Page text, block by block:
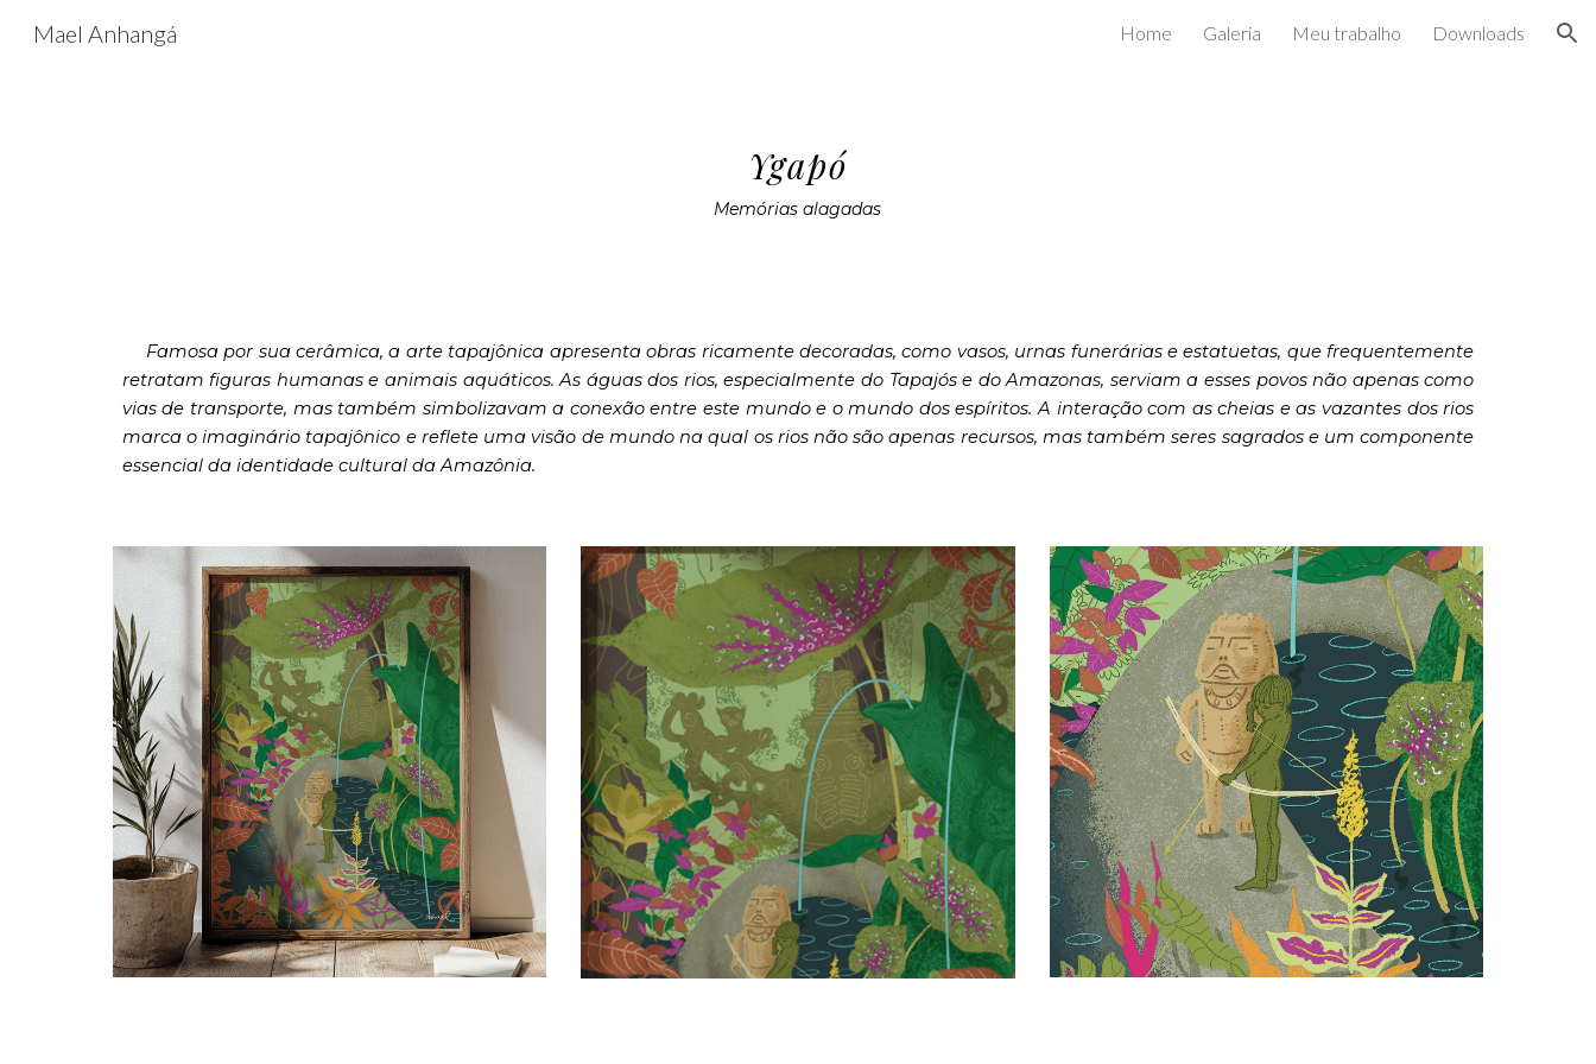
Mael Anhangá Home Galeria Meu trabalho Downloads
Ygapó
Memórias alagadas
Famosa por sua cerâmica, a arte tapajônica apresenta obras ricamente decoradas, como vasos, urnas funerárias e estatuetas, que frequentemente
retratam figuras humanas e animais aquáticos. As águas dos rios, especialmente do Tapajós e do Amazonas, serviam a esses povos não apenas como
vias de transporte, mas também simbolizavam a conexão entre este mundo e o mundo dos espíritos. A interação com as cheias e as vazantes dos rios
marca o imaginário tapajônico e reflete uma visão de mundo na qual os rios não são apenas recursos, mas também seres sagrados e um componente
essencial da identidade cultural da Amazônia.